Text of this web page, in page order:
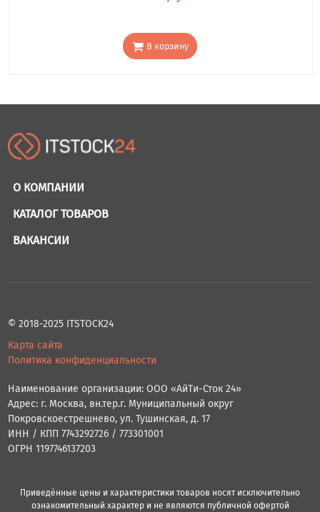
В корзину
О КОМПАНИИ
КАТАЛОГ ТОВАРОВ
ВАКАНСИИ
© 2018-2025 ITSTOCK24
Карта сайта
Политика конфиденциальности
Наименование организации: ООО «АйТи-Сток 24»
Адрес: г. Москва, вн.тер.г. Муниципальный округ
Покровскоестрешнево, ул. Тушинская, д. 17
ИНН / КПП 7743292726 / 773301001
ОГРН 1197746137203
Приведённые цены и характеристики товаров носят исключительно
ознакомительный характер и не являются публичной офертой